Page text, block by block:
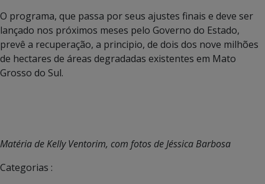
O programa, que passa por seus ajustes finais e deve ser
lançado nos próximos meses pelo Governo do Estado,
prevê a recuperação, a principio, de dois dos nove milhões
de hectares de áreas degradadas existentes em Mato
Grosso do Sul.
Matéria de Kelly Ventorim, com fotos de Jéssica Barbosa
Categorias :